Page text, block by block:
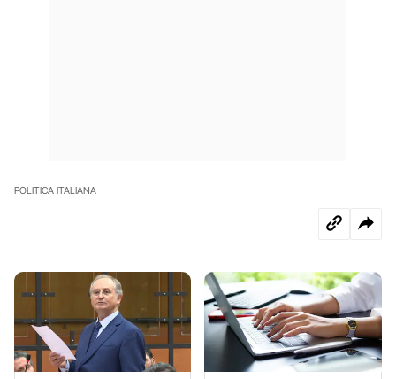
POLITICA ITALIANA